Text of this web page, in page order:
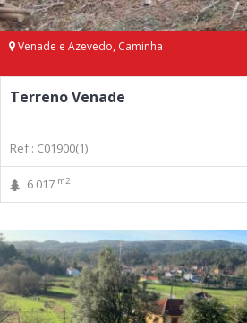
Venade e Azevedo, Caminha
Terreno Venade
Ref.: C01900(1)
6 017 m2